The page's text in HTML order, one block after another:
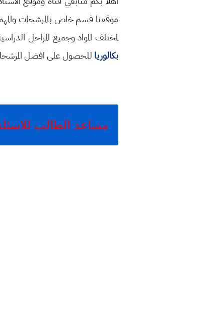
موقعنا قسم خاص بالمرشحات
لمختلف المواد وجميع المراحل
بكالوريا للحصول على افضل
مساعد الطالب